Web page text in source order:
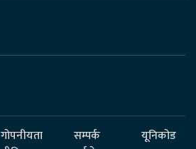
गोपनीयता
सम्पर्क
यूनिकोड